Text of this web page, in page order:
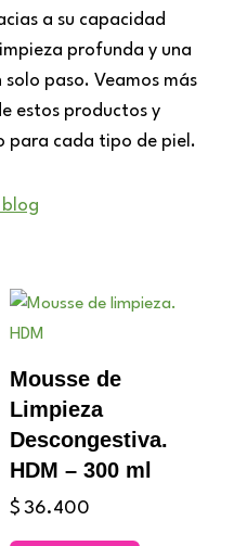
a su capacidad
profunda y una
paso. Veamos más
estos productos y
para cada tipo de piel.
blog
Mousse de
Limpieza
Descongestiva.
HDM – 300 ml
$ 36.400